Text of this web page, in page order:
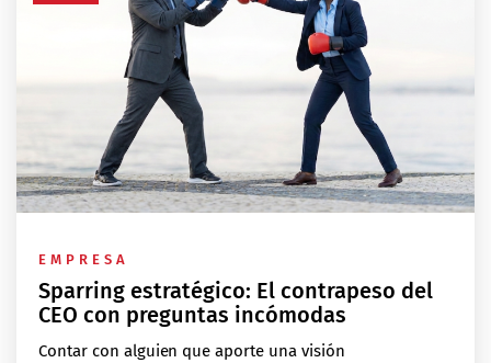
EMPRESA
Sparring estratégico: El contrapeso del
CEO con preguntas incómodas
Contar con alguien que aporte una visión